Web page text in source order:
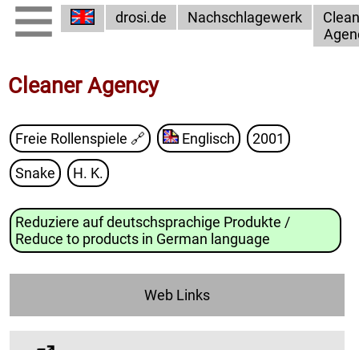
drosi.de Nachschlagewerk
Cleaner Agency
Freie Rollenspiele 🔗 Englisch 2001
Snake H. K.
Reduziere auf deutschsprachige Produkte /
Reduce to products in German language
Web Links